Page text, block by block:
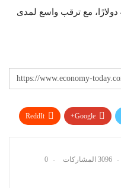
ويبلغ السعر الترويجي للهاتف نحو 499 دولارًا، مع ترقب واسع لمدى
Google+
ReddIt
3096 المشاركات 0